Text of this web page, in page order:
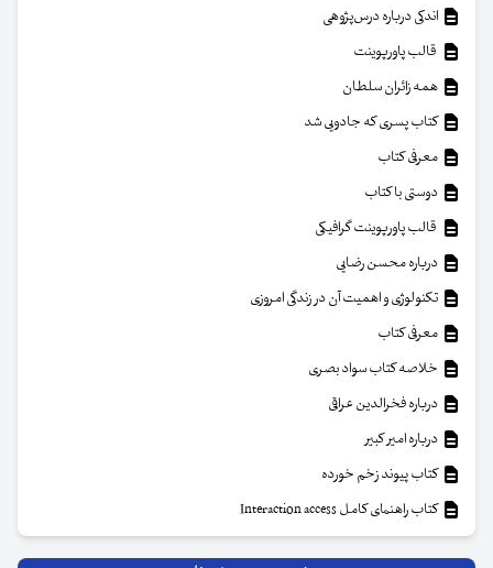
اندکی درباره درس‌پژوهی
قالب پاورپوینت
همه زائران سلطان
کتاب پسری که جادویی شد
معرفی کتاب
دوستی با کتاب
قالب پاورپوینت گرافیکی
درباره محسن رضایی
تکنولوژی و اهمیت آن در زندگی امروزی
معرفی کتاب
خلاصه کتاب سواد بصری
درباره فخرالدین عراقی
درباره امیر کبیر
کتاب پیوند زخم خورده
کتاب راهنمای کامل Interaction access